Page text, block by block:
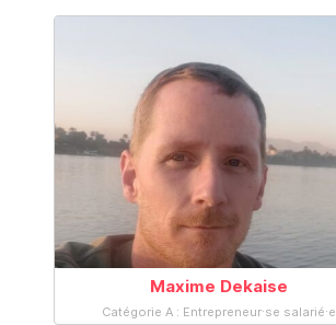
Maxime Dekaise
Catégorie A : Entrepreneur·se salarié·e